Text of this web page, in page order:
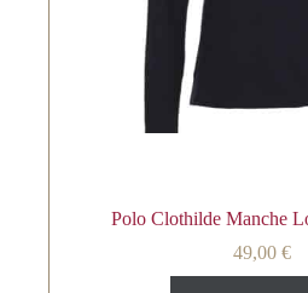
Polo Clothilde Manche
49,00€